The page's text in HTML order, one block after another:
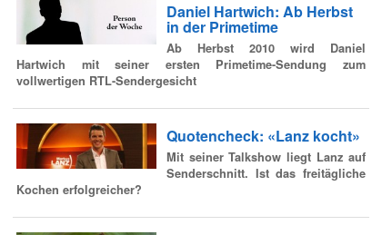
Daniel Hartwich: Ab Herbst
in der Primetime
Ab Herbst 2010 wird Daniel
Hartwich mit seiner ersten Primetime-Sendung zum
vollwertigen RTL-Sendergesicht
Quotencheck: «Lanz kocht»
Mit seiner Talkshow liegt Lanz auf
Senderschnitt. Ist das freitägliche
Kochen erfolgreicher?